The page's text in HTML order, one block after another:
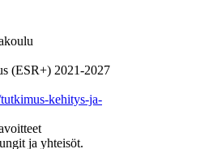
(ESR+) 2021-2027
kehitys-ja-